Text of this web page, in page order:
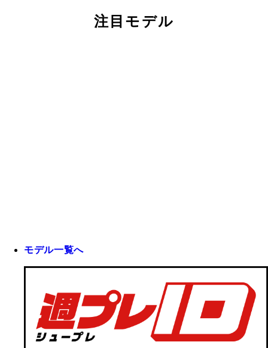
注目モデル
モデル一覧へ